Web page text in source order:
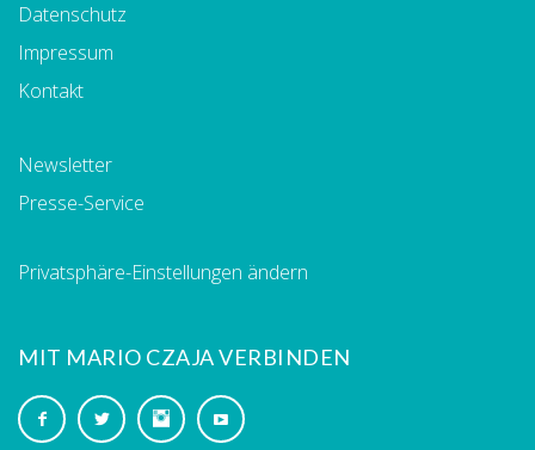
Datenschutz
Impressum
Kontakt
Newsletter
Presse-Service
Privatsphäre-Einstellungen ändern
MIT MARIO CZAJA VERBINDEN